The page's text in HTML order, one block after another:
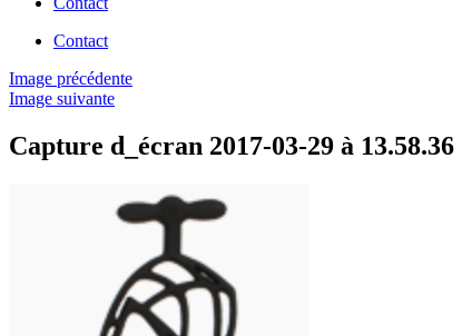
Contact
Image précédente
Image suivante
Capture d_écran 2017-03-29 à 13.58.36